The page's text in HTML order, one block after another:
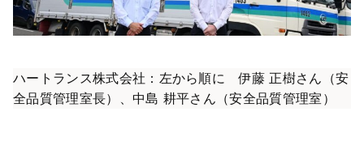
ハートランス株式会社：左から順に 伊藤 正樹さん（安
全品質管理室長）、中島 耕平さん（安全品質管理室）